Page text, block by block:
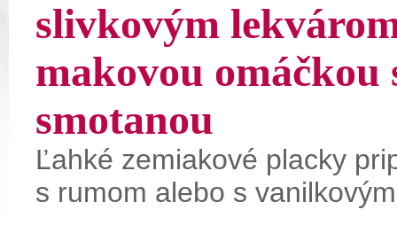
slivkovým
makovou omáčkou
smotanou
Ľahké zemiakové placky
s rumom alebo s vanilkovým